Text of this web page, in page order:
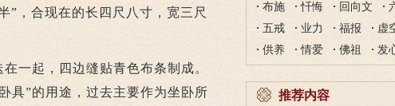
”，合现在的长四尺八寸，宽三尺
一起，四边缝贴青色布条制成。
具”的用途，过去主要作为坐卧所
布施
忏悔 回向文
五戒
业力 福报
虚
供养
情爱 佛祖 发
推荐内容